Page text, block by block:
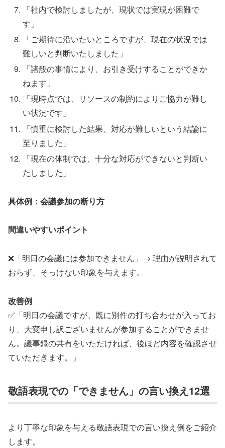
「社内で検討しましたが、現状では実現が困難で
す」
「ご期待に沿いたいところですが、現在の状況では
難しいと判断いたしました」
「諸般の事情により、お引き受けすることができか
ねます」
「現時点では、リソースの制約によりご協力が難し
い状況です」
「慎重に検討した結果、対応が難しいという結論に
至りました」
「現在の体制では、十分な対応ができないと判断い
たしました」
具体例：会議参加の断り方
間違いやすいポイント
❌「明日の会議には参加できません」→ 理由が説明されて
おらず、そっけない印象を与えます。
改善例
✅「明日の会議ですが、既に別件の打ち合わせが入ってお
り、大変申し訳ございませんが参加することができませ
ん。議事録の共有をいただければ、後ほど内容を確認させ
ていただきます。」
敬語表現での「できません」の言い換え12選
より丁寧な印象を与える敬語表現での言い換え例をご紹介
します。